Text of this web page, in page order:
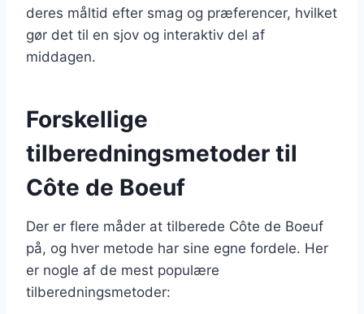
deres måltid efter smag og præferencer, hvilket
gør det til en sjov og interaktiv del af
middagen.
Forskellige
tilberedningsmetoder til
Côte de Boeuf
Der er flere måder at tilberede Côte de Boeuf
på, og hver metode har sine egne fordele. Her
er nogle af de mest populære
tilberedningsmetoder: